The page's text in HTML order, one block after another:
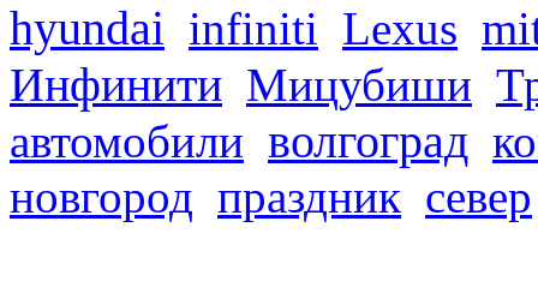
hyundai infiniti Lexus
Инфинити Мицубиши
автомобили волгоград
новгород праздник север